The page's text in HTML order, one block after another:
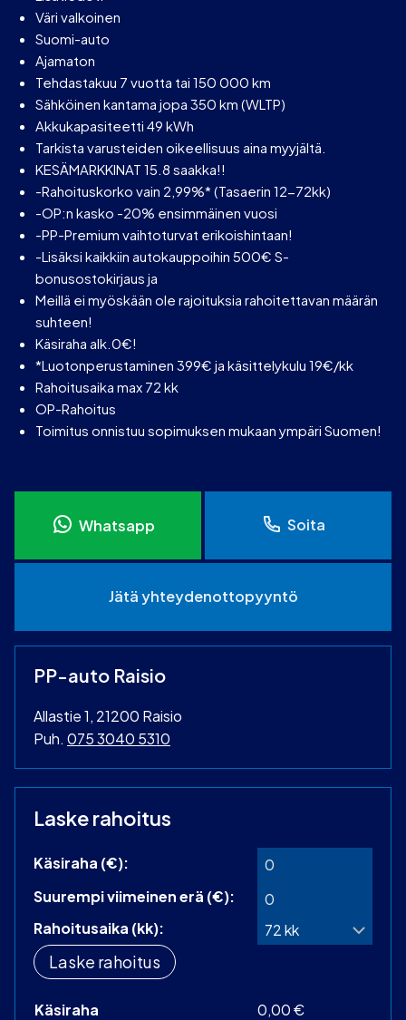
Väri valkoinen
Suomi-auto
Ajamaton
Tehdastakuu 7 vuotta tai 150 000 km
Sähköinen kantama jopa 350 km (WLTP)
Akkukapasiteetti 49 kWh
Tarkista varusteiden oikeellisuus aina myyjältä.
KESÄMARKKINAT 15.8 saakka!!
-Rahoituskorko vain 2,99%* (Tasaerin 12-72kk)
-OP:n kasko -20% ensimmäinen vuosi
-PP-Premium vaihtoturvat erikoishintaan!
-Lisäksi kaikkiin autokauppoihin 500€ S-
bonusostokirjaus ja
Meillä ei myöskään ole rajoituksia rahoitettavan määrän
suhteen!
Käsiraha alk.0€!
*Luotonperustaminen 399€ ja käsittelykulu 19€/kk
Rahoitusaika max 72 kk
OP-Rahoitus
Toimitus onnistuu sopimuksen mukaan ympäri Suomen!
Whatsapp Soita
Jätä yhteydenottopyyntö
PP-auto Raisio
Allastie 1, 21200 Raisio
Puh. 075 3040 5310
Laske rahoitus
Käsiraha (€):
Suurempi viimeinen erä (€):
Rahoitusaika (kk):
Laske rahoitus
Käsiraha
0,00 €